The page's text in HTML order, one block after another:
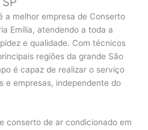
a melhor empresa de Conserto
Emília, atendendo a toda a
e qualidade. Com técnicos
regiões da grande São
é capaz de realizar o serviço
e empresas, independente do
conserto de ar condicionado em